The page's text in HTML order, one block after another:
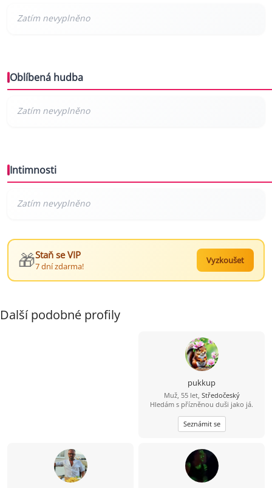
Oblíbená hudba
Intimnosti
🎁Staň se VIP
7 dní zdarma!
Vyzkoušet
Další podobné profily
pukkup
Muž, 55 let, Středočeský
Hledám s přízněnou duši jako já.
Seznámit se